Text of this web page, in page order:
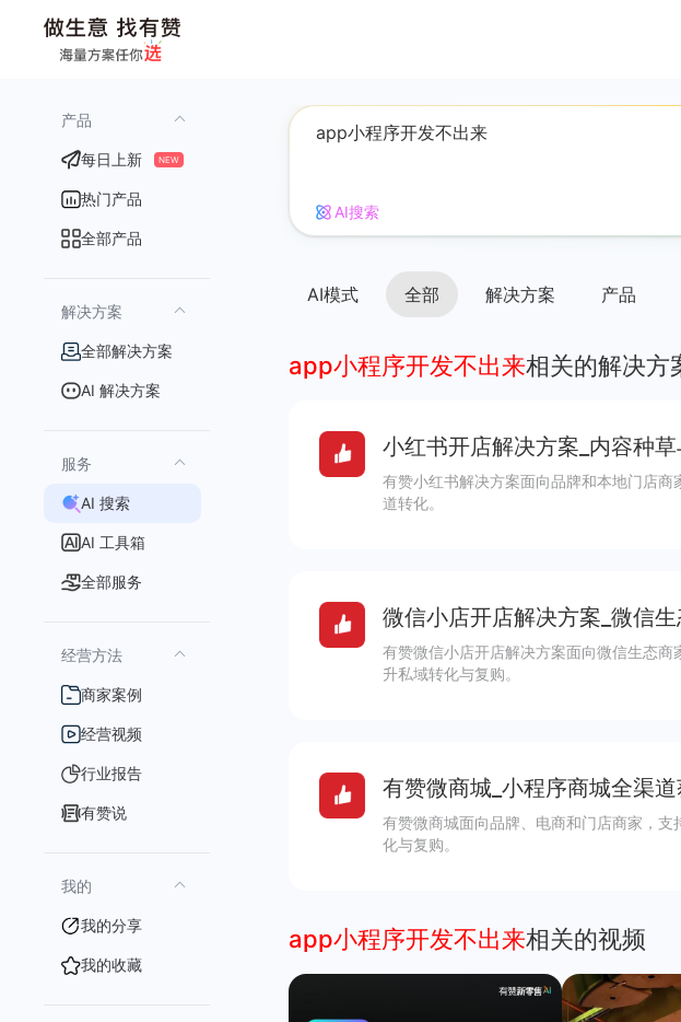
产品
每日上新 NEW
热门产品
全部产品
解决方案
全部解决方案
AI 解决方案
服务
AI 搜索
AI 工具箱
全部服务
经营方法
商家案例
经营视频
行业报告
有赞说
我的
我的分享
我的收藏
AI搜索
AI模式 全部 解决方案 产品
app小程序开发不出来相关的解决方
小红书开店解决方案_内容种
有赞小红书解决方案面向品牌和本地门店
道转化。
微信小店开店解决方案_微信
有赞微信小店开店解决方案面向微信生态
升私域转化与复购。
有赞微商城_小程序商城全渠
有赞微商城面向品牌、电商和门店商家，
化与复购。
app小程序开发不出来相关的视频